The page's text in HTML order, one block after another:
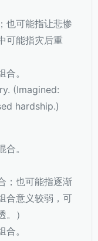
也可能指让悲惨
可能指灾后重
。
(Imagined:
hardship.)
。
；也可能指逐渐
合意义较弱，可
）
。